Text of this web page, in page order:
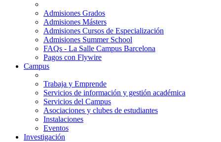
Admisiones Grados
Admisiones Másters
Admisiones Cursos de Especialización
Admisiones Summer School
FAQs - La Salle Campus Barcelona
Pagos con Flywire
Campus
Trabaja y Emprende
Servicios de información y gestión académica
Servicios del Campus
Asociaciones y clubes de estudiantes
Instalaciones
Eventos
Investigación